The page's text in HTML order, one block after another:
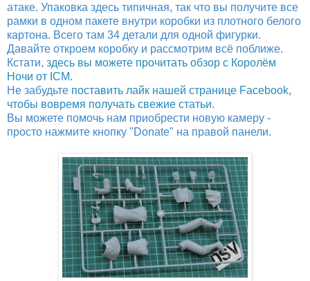
атаке. Упаковка здесь типичная, так что вы получите все
рамки в одном пакете внутри коробки из плотного белого
картона. Всего там 34 детали для одной фигурки.
Давайте откроем коробку и рассмотрим всё поближе.
Кстати, здесь вы можете прочитать обзор с Королём
Ночи от ICM.
Не забудьте поставить лайк нашей странице Facebook,
чтобы вовремя получать свежие статьи.
Вы можете помочь нам приобрести новую камеру -
просто нажмите кнопку "Donate" на правой панели.